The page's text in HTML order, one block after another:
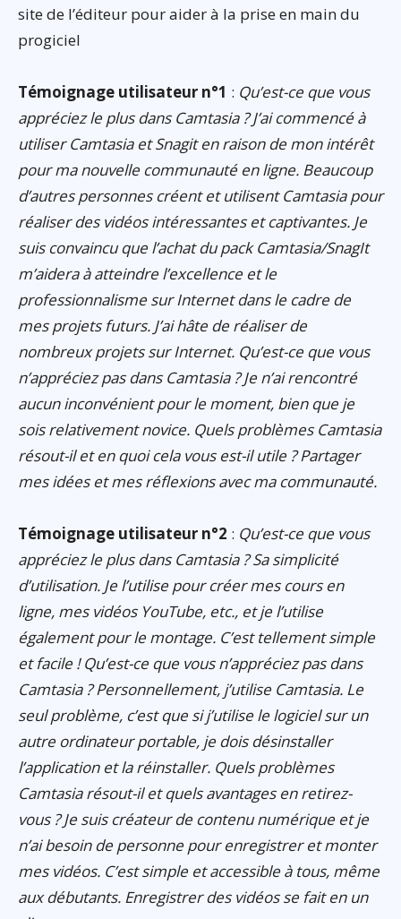
site de l’éditeur pour aider à la prise en main du
progiciel
Témoignage utilisateur n°1 : Qu’est-ce que vous
appréciez le plus dans Camtasia ? J’ai commencé à
utiliser Camtasia et Snagit en raison de mon intérêt
pour ma nouvelle communauté en ligne. Beaucoup
d’autres personnes créent et utilisent Camtasia pour
réaliser des vidéos intéressantes et captivantes. Je
suis convaincu que l’achat du pack Camtasia/SnagIt
m’aidera à atteindre l’excellence et le
professionnalisme sur Internet dans le cadre de
mes projets futurs. J’ai hâte de réaliser de
nombreux projets sur Internet. Qu’est-ce que vous
n’appréciez pas dans Camtasia ? Je n’ai rencontré
aucun inconvénient pour le moment, bien que je
sois relativement novice. Quels problèmes Camtasia
résout-il et en quoi cela vous est-il utile ? Partager
mes idées et mes réflexions avec ma communauté.
Témoignage utilisateur n°2 : Qu’est-ce que vous
appréciez le plus dans Camtasia ? Sa simplicité
d’utilisation. Je l’utilise pour créer mes cours en
ligne, mes vidéos YouTube, etc., et je l’utilise
également pour le montage. C’est tellement simple
et facile ! Qu’est-ce que vous n’appréciez pas dans
Camtasia ? Personnellement, j’utilise Camtasia. Le
seul problème, c’est que si j’utilise le logiciel sur un
autre ordinateur portable, je dois désinstaller
l’application et la réinstaller. Quels problèmes
Camtasia résout-il et quels avantages en retirez-
vous ? Je suis créateur de contenu numérique et je
n’ai besoin de personne pour enregistrer et monter
mes vidéos. C’est simple et accessible à tous, même
aux débutants. Enregistrer des vidéos se fait en un